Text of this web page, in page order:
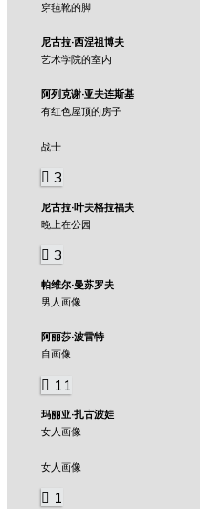
穿毡靴的脚
尼古拉·西涅祖博夫
艺术学院的室内
阿列克谢·亚夫连斯基
有红色屋顶的房子
战士
3
尼古拉·叶夫格拉福夫
晚上在公园
3
帕维尔·曼苏罗夫
男人画像
阿丽莎·波雷特
自画像
11
玛丽亚·扎古波娃
女人画像
女人画像
1